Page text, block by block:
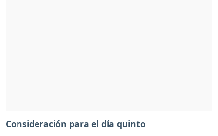
Consideración para el día quinto